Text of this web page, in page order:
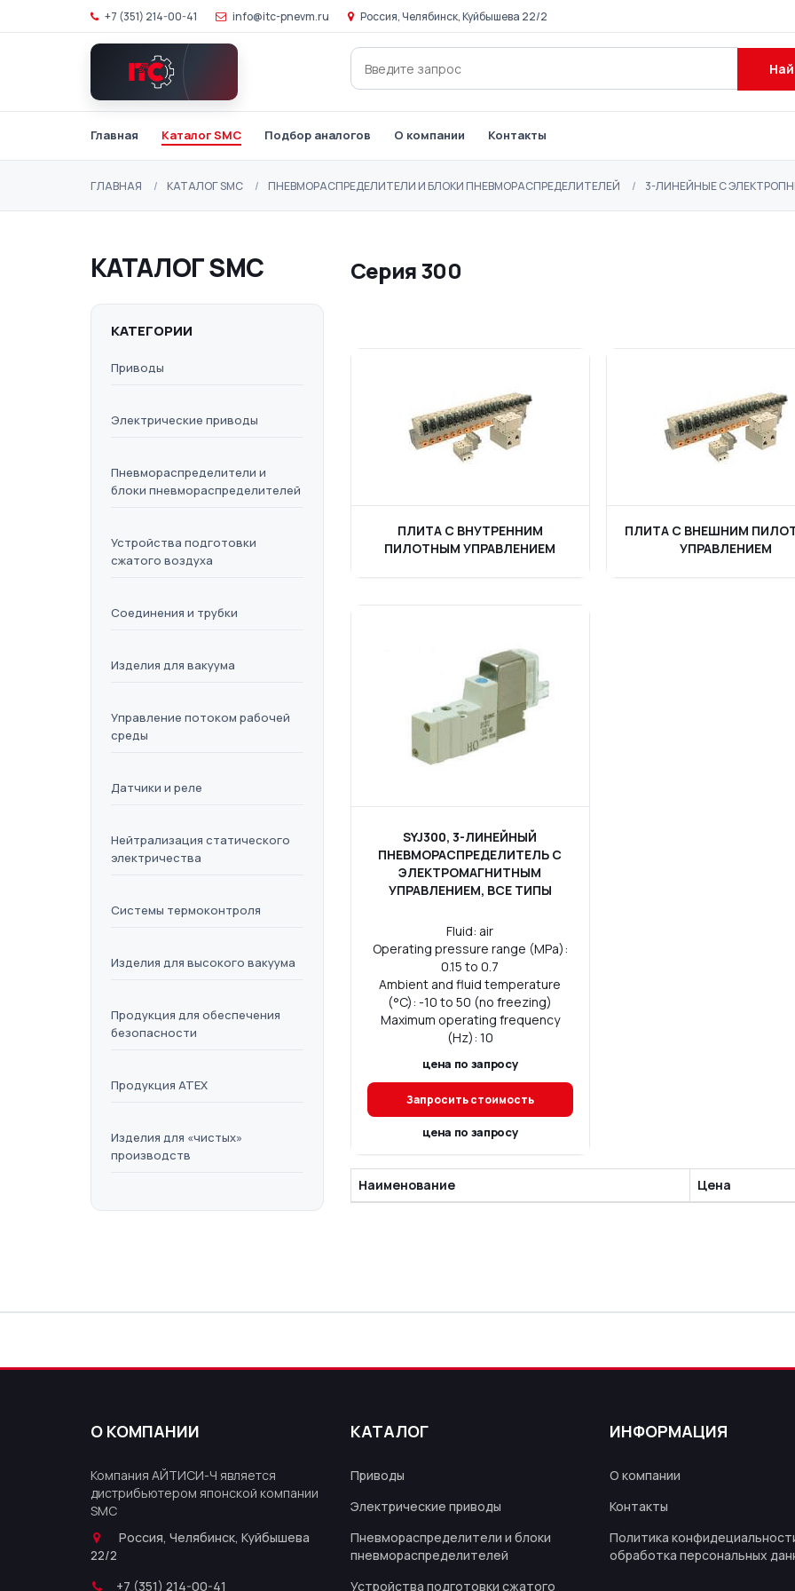
+7 (351) 214-00-41 info@itc-pnevm.ru Россия, Челябинск, Куйбышева 22/2
Главная Каталог SMC Подбор аналогов О компании Контакты
ГЛАВНАЯ КАТАЛОГ SMC ПНЕВМОРАСПРЕДЕЛИТЕЛИ И БЛОКИ ПНЕВМОРАСПРЕДЕЛИТЕЛЕЙ 3-ЛИНЕЙНЫЕ С
КАТАЛОГ SMC Серия 300
КАТЕГОРИИ
Приводы
Электрические приводы
Пневмораспределители и
блоки пневмораспределителей
Устройства подготовки
сжатого воздуха
Соединения и трубки
Изделия для вакуума
Управление потоком рабочей
среды
Датчики и реле
Нейтрализация статического
электричества
Системы термоконтроля
Изделия для высокого вакуума
Продукция для обеспечения
безопасности
Продукция ATEX
Изделия для «чистых»
производств
ПЛИТА С ВНУТРЕННИМ
ПИЛОТНЫМ УПРАВЛЕНИЕМ
ПЛИТА С ВНЕШНИМ
УПРАВЛЕНИЕМ
SYJ300, 3-ЛИНЕЙНЫЙ
ПНЕВМОРАСПРЕДЕЛИТЕЛЬ С
ЭЛЕКТРОМАГНИТНЫМ
УПРАВЛЕНИЕМ, ВСЕ ТИПЫ
Fluid: air
Operating pressure range (MPa):
0.15 to 0.7
Ambient and fluid temperature
(°C): -10 to 50 (no freezing)
Maximum operating frequency
(Hz): 10
цена по запросу
Запросить стоимость
цена по запросу
Наименование Цена
О КОМПАНИИ
Компания АЙТИСИ-Ч является
дистрибьютером японской компании
SMC
Россия, Челябинск, Куйбышева
22/2
+7 (351) 214-00-41
КАТАЛОГ
Приводы
Электрические приводы
Пневмораспределители и блоки
пневмораспределителей
Устройства подготовки сжатого
ИНФОРМАЦИЯ
О компании
Контакты
Политика
обработка персональных